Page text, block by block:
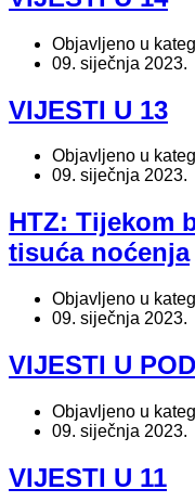
Objavljeno u
09. siječnja 2023.
VIJESTI U 13
Objavljeno u
09. siječnja 2023.
HTZ: Tijekom
tisuća noćenja
Objavljeno u
09. siječnja 2023.
VIJESTI U
Objavljeno u
09. siječnja 2023.
VIJESTI U 11